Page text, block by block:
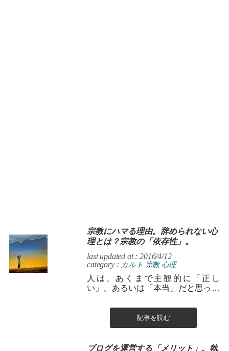
宗教にハマる理由。辞められない心
理とは？宗教の「依存性」。
last updated at : 2016/4/12
category : カルト 宗教 心理
人は、あくまで主観的に「正し
い」、あるいは「本当」だと思って
なる情報ばかりを収集したり、 その
記事を読む
ブログを運営する「メリット」。執